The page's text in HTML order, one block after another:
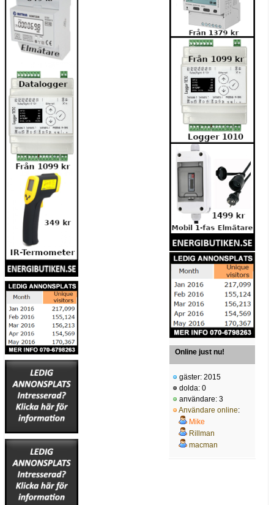
Online just nu!
gäster: 2015
dolda: 0
användare: 3
Användare online:
Mike
Rillman
macman